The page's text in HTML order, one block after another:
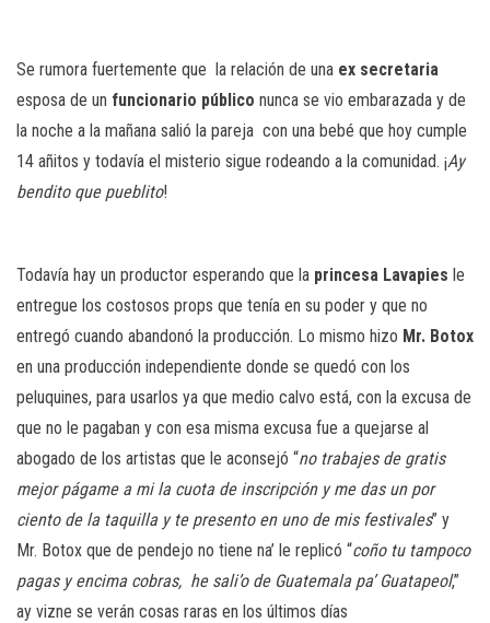
Se rumora fuertemente que la relación de una ex secretaria
esposa de un funcionario público nunca se vio embarazada y de
la noche a la mañana salió la pareja con una bebé que hoy cumple
14 añitos y todavía el misterio sigue rodeando a la comunidad. ¡Ay
bendito que pueblito!
Todavía hay un productor esperando que la princesa Lavapies le
entregue los costosos props que tenía en su poder y que no
entregó cuando abandonó la producción. Lo mismo hizo Mr. Botox
en una producción independiente donde se quedó con los
peluquines, para usarlos ya que medio calvo está, con la excusa de
que no le pagaban y con esa misma excusa fue a quejarse al
abogado de los artistas que le aconsejó “no trabajes de gratis
mejor págame a mi la cuota de inscripción y me das un por
ciento de la taquilla y te presento en uno de mis festivales” y
Mr. Botox que de pendejo no tiene na’ le replicó “coño tu tampoco
pagas y encima cobras, he sali’o de Guatemala pa’ Guatapeol,”
ay vizne se verán cosas raras en los últimos días